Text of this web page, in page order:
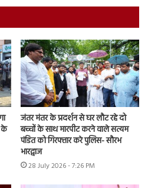
के
जंतर मंतर के प्रदर्शन से घर लौट रहे दो
बच्चों के साथ मारपीट करने वाले सत्यम
पंडित को गिरफ्तार करे पुलिस- सौरभ
भारद्वाज
28 July 2026 - 7:26 PM